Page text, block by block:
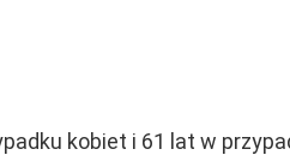
kobiet i 61 lat w